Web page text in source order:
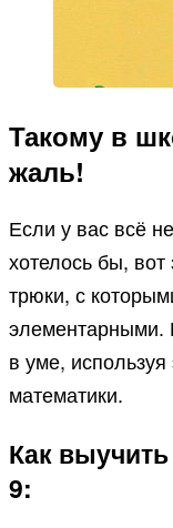
Такому в
жаль!
Если у вас всё
хотелось бы,
трюки, с
элементарными.
в уме,
математики.
Как
9: